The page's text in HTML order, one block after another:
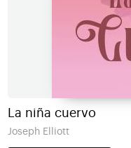
La niña cuervo
Joseph Elliott